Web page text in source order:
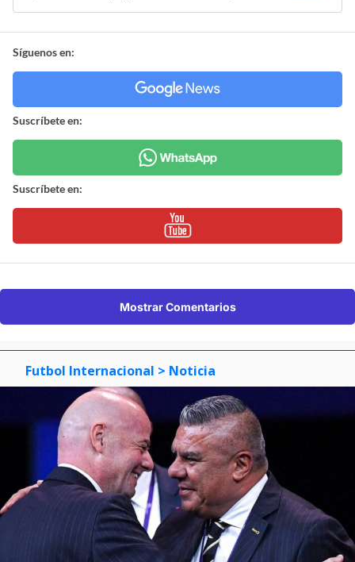
Síguenos en:
Suscríbete en:
Suscríbete en:
Mostrar Comentarios
Futbol Internacional > Noticia